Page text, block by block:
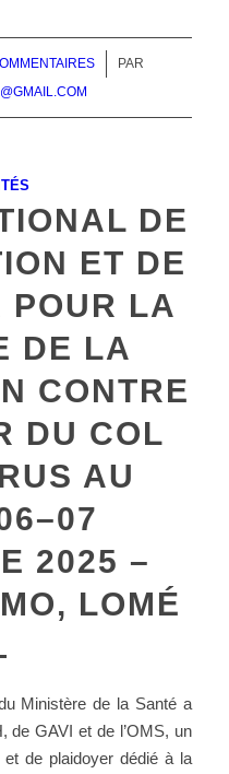
/
PAR
DE
ET DE
POUR LA
DE LA
CONTRE
DU COL
AU
2025 –
LOMÉ
Ministère de la Santé a
de GAVI et de l’OMS, un
et de plaidoyer dédié à la